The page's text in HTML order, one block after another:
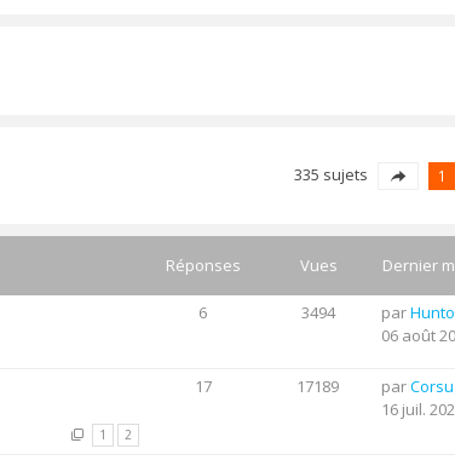
335 sujets 1
Réponses Vues Dernier
6 3494 par
06 août
1 2
17 17189 par
16 juil.